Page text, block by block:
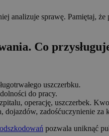
analizuje sprawę. Pamiętaj,
Co
uszczerbku.
do pracy.
operację, uszczerbek.
zadośćuczynienie
pozwala uniknąć